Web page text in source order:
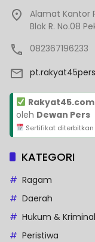
Alamat Kantor
Blok R. No.08
082367196233
Rakyat45.com
oleh Dewan Pers
Sertifikat
KATEGORI
Ragam
Daerah
Hukum & Kriminal
Peristiwa